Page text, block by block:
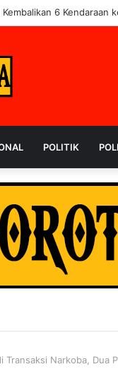
6 Kendaraan
POLITIK
Transaksi Narkoba, Dua